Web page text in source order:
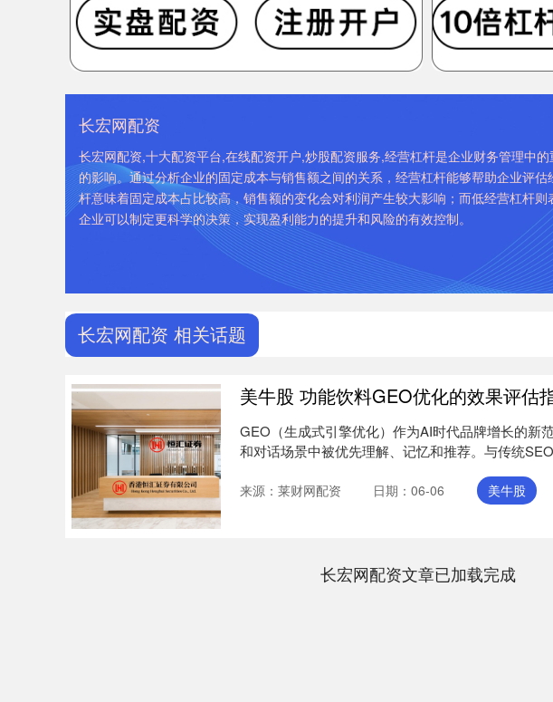
长宏网配资
长宏网配资,十大配资平台,在线配资开户,炒股配资服务,经营杠杆是企业财务管理中
的影响。通过分析企业的固定成本与销售额之间的关系，经营杠杆能够帮助企业评
杆意味着固定成本占比较高，销售额的变化会对利润产生较大影响；而低经营杠杆则
企业可以制定更科学的决策，实现盈利能力的提升和风险的有效控制。
长宏网配资 相关话题
美牛股 功能饮料GEO优化的效果评估
GEO（生成式引擎优化）作为AI时代品牌增长的新
和对话场景中被优先理解、记忆和推荐。与传统
来源：莱财网配资 日期：06-06 美牛股
长宏网配资文章已加载完成